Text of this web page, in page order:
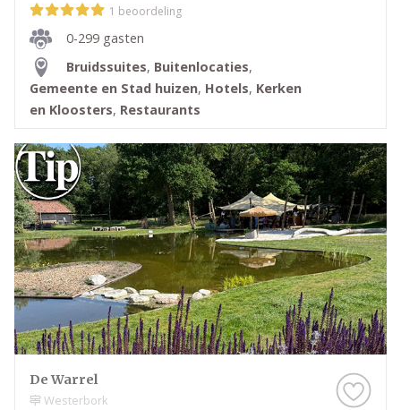
1 beoordeling
0-299 gasten
Bruidssuites, Buitenlocaties,
Gemeente en Stad huizen, Hotels, Kerken
en Kloosters, Restaurants
De Warrel
Westerbork